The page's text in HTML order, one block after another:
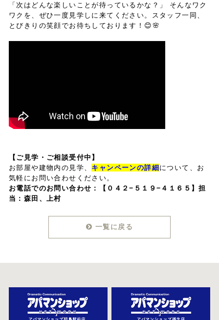
「次はどんな楽しいことが待っているかな？」 そんなワク
ワクを、ぜひ一度見学しに来てください。スタッフ一同、
とびきりの笑顔でお待ちしております！😊🌸
【ご見学・ご相談受付中】
お部屋や建物内の見学、 キャンペーンの詳細について、お
気軽にお問い合わせください。
お電話でのお問い合わせ：
【０４２−５１９−４１６５】担
当：森田、上村
一覧に戻る